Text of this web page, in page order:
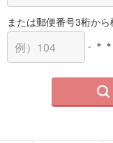
または郵便番号3桁か
- ＊